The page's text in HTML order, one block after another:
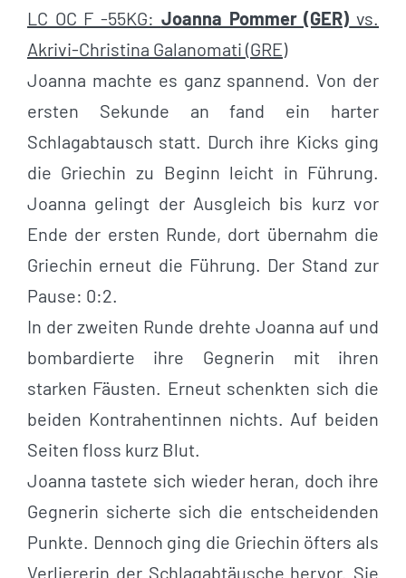
LC OC F -55KG: Joanna Pommer (GER) vs.
Akrivi-Christina Galanomati (GRE)
Joanna machte es ganz spannend. Von der
ersten Sekunde an fand ein harter
Schlagabtausch statt. Durch ihre Kicks ging
die Griechin zu Beginn leicht in Führung.
Joanna gelingt der Ausgleich bis kurz vor
Ende der ersten Runde, dort übernahm die
Griechin erneut die Führung. Der Stand zur
Pause: 0:2.
In der zweiten Runde drehte Joanna auf und
bombardierte ihre Gegnerin mit ihren
starken Fäusten. Erneut schenkten sich die
beiden Kontrahentinnen nichts. Auf beiden
Seiten floss kurz Blut.
Joanna tastete sich wieder heran, doch ihre
Gegnerin sicherte sich die entscheidenden
Punkte. Dennoch ging die Griechin öfters als
Verliererin der Schlagabtäusche hervor. Sie